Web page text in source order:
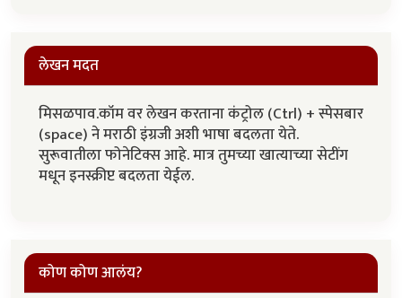
लेखन मदत
मिसळपाव.कॉम वर लेखन करताना कंट्रोल (Ctrl) + स्पेसबार
(space) ने मराठी इंग्रजी अशी भाषा बदलता येते.
सुरूवातीला फोनेटिक्स आहे. मात्र तुमच्या खात्याच्या सेटींग
मधून इनस्क्रीप्ट बदलता येईल.
कोण कोण आलंय?